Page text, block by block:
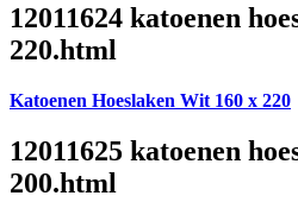
12011624 katoenen
220.html
Katoenen Hoeslaken Wit 160 x 220
12011625 katoenen
200.html